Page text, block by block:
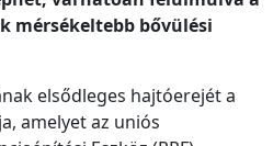
mérsékeltebb bővülési
elsődleges hajtóerejét a
amelyet az uniós